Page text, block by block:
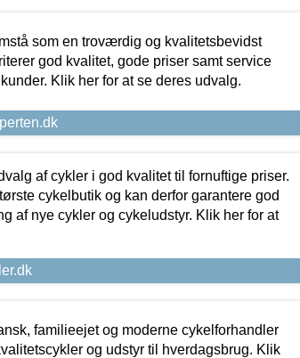
som en troværdig og kvalitetsbevidst
god kvalitet, gode priser samt service
Klik her for at se deres udvalg.
af cykler i god kvalitet til fornuftige priser.
cykelbutik og kan derfor garantere god
af nye cykler og cykeludstyr. Klik her for at
familieejet og moderne cykelforhandler
og udstyr til hverdagsbrug. Klik